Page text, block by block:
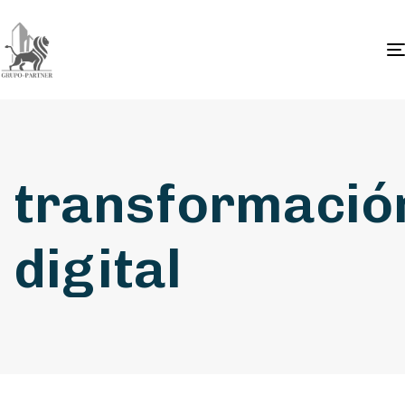
digital